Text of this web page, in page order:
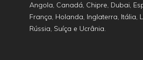
Angola, Canadá, Chipre, Dubai,
França, Holanda, Inglaterra, Itália,
Rússia, Suíça e Ucrânia.